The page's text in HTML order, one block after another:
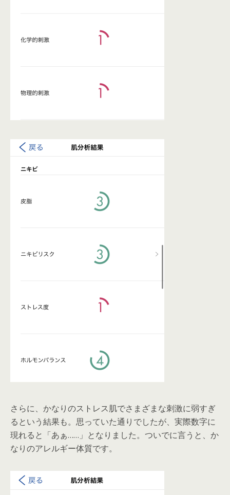
さらに、かなりのストレス肌でさまざまな刺激に弱すぎ
るという結果も。思っていた通りでしたが、実際数字に
現れると「あぁ……」となりました。ついでに言うと、か
なりのアレルギー体質です。